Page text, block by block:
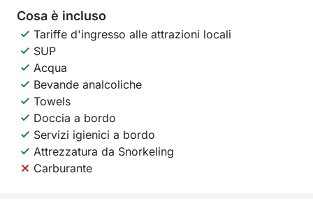
Cosa è incluso
Tariffe d'ingresso alle attrazioni locali
SUP
Acqua
Bevande analcoliche
Towels
Doccia a bordo
Servizi igienici a bordo
Attrezzatura da Snorkeling
Carburante